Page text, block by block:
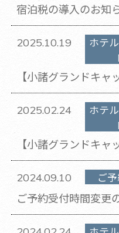
宿泊税の導入のお知
2025.10.19
ホテ
【小諸グランドキ
メンテナンスによる
2025.02.24
ホテ
【小諸グランドキ
部改修工事実施につ
2024.09.10 ご
ご予約受付時間変更